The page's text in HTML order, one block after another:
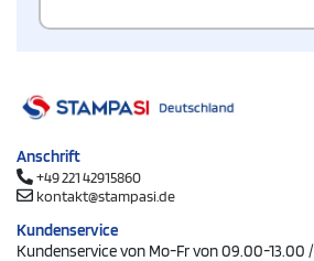
Anschrift
+49 221 42915860
kontakt@stampasi.de
Kundenservice
Kundenservice von Mo-Fr von 09.00-13.00